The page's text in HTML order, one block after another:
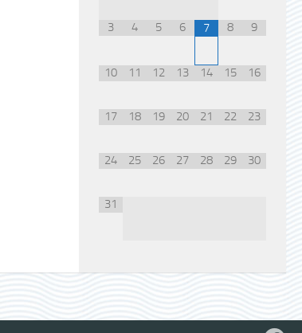
3 4 5 6 7 8 9
10 11 12 13 14 15 16
17 18 19 20 21 22 23
24 25 26 27 28 29 30
31